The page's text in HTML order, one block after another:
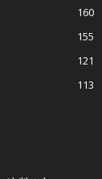
160
155
121
113